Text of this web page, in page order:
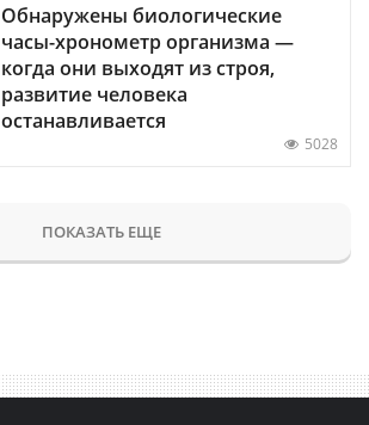
Обнаружены биологические
часы-хронометр организма —
когда они выходят из строя,
развитие человека
останавливается
5028
ПОКАЗАТЬ ЕЩЕ